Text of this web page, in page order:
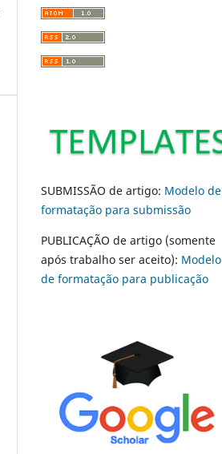
SUBMISSÃO de artigo: Modelo de
formatação para submissão
PUBLICAÇÃO de artigo (somente
após trabalho ser aceito): Modelo
de formatação para publicação